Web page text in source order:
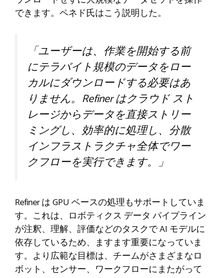
できます。ペネド氏はこう説明した。
「ユーザーは、作業を開始する前
にテラバイト規模のデータをロー
カルにダウンロードする必要はあ
りません。Refiner はクラウド スト
レージからデータを直接ストリー
ミングし、効率的に処理し、分散
インフラストラクチャ全体でワー
クフローを実行できます。」
Refiner は GPU ベースの処理もサポートしていま
す。これは、ロボティクス データ パイプライン
が注釈、理解、評価などのタスクで AI モデルに
依存しているため、ますます重要になっていま
す。より広範な目標は、チームがさまざまなロ
ボット、センサー、ワークフローにまたがって